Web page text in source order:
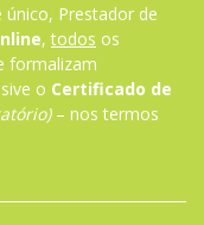
único, Prestador de
,todos os
formalizam
o Certificado de
– nos termos